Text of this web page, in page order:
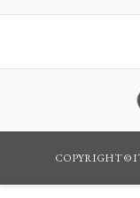
その他のグッズ
COPYRIGHT ©